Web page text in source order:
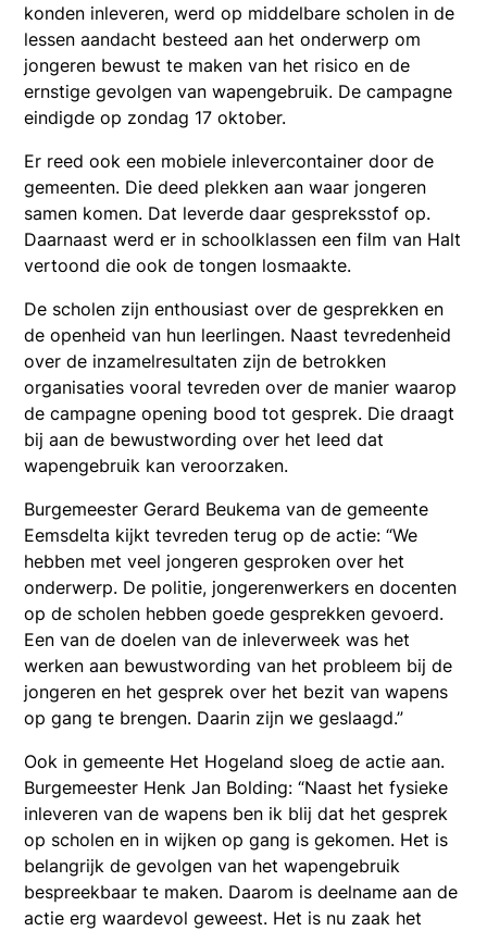
konden inleveren, werd op middelbare scholen in de
lessen aandacht besteed aan het onderwerp om
jongeren bewust te maken van het risico en de
ernstige gevolgen van wapengebruik. De campagne
eindigde op zondag 17 oktober.
Er reed ook een mobiele inlevercontainer door de
gemeenten. Die deed plekken aan waar jongeren
samen komen. Dat leverde daar gespreksstof op.
Daarnaast werd er in schoolklassen een film van Halt
vertoond die ook de tongen losmaakte.
De scholen zijn enthousiast over de gesprekken en
de openheid van hun leerlingen. Naast tevredenheid
over de inzamelresultaten zijn de betrokken
organisaties vooral tevreden over de manier waarop
de campagne opening bood tot gesprek. Die draagt
bij aan de bewustwording over het leed dat
wapengebruik kan veroorzaken.
Burgemeester Gerard Beukema van de gemeente
Eemsdelta kijkt tevreden terug op de actie: “We
hebben met veel jongeren gesproken over het
onderwerp. De politie, jongerenwerkers en docenten
op de scholen hebben goede gesprekken gevoerd.
Een van de doelen van de inleverweek was het
werken aan bewustwording van het probleem bij de
jongeren en het gesprek over het bezit van wapens
op gang te brengen. Daarin zijn we geslaagd.”
Ook in gemeente Het Hogeland sloeg de actie aan.
Burgemeester Henk Jan Bolding: “Naast het fysieke
inleveren van de wapens ben ik blij dat het gesprek
op scholen en in wijken op gang is gekomen. Het is
belangrijk de gevolgen van het wapengebruik
bespreekbaar te maken. Daarom is deelname aan de
actie erg waardevol geweest. Het is nu zaak het